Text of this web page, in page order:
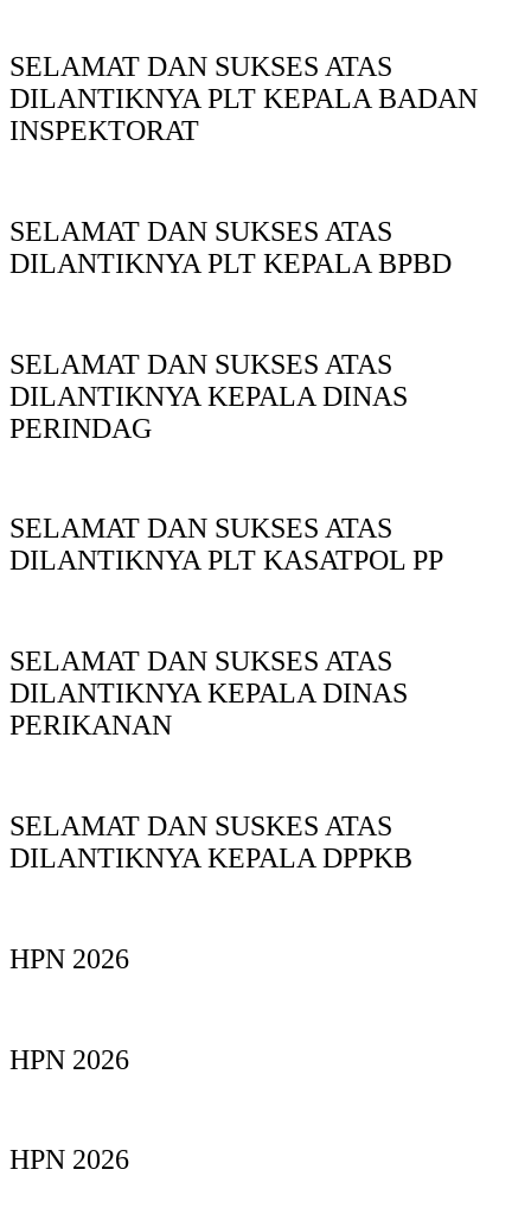
SELAMAT DAN SUKSES ATAS
DILANTIKNYA PLT KEPALA BADAN
INSPEKTORAT
SELAMAT DAN SUKSES ATAS
DILANTIKNYA PLT KEPALA BPBD
SELAMAT DAN SUKSES ATAS
DILANTIKNYA KEPALA DINAS
PERINDAG
SELAMAT DAN SUKSES ATAS
DILANTIKNYA PLT KASATPOL PP
SELAMAT DAN SUKSES ATAS
DILANTIKNYA KEPALA DINAS
PERIKANAN
SELAMAT DAN SUSKES ATAS
DILANTIKNYA KEPALA DPPKB
HPN 2026
HPN 2026
HPN 2026